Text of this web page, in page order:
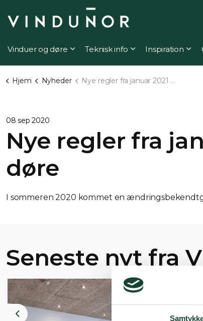
Vinduer og døre Teknisk info Inspiration
Hjem Nyheder Nye regler fra januar 2021 vedr. vinduer og døre
08 sep 2020
Nye regler fra
døre
I sommeren 2020 kommet en
Seneste nyt fra